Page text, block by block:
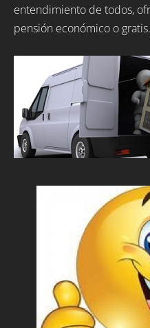
entendimiento de todos,
pensión económico o gratis.